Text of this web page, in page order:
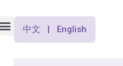
中文 | English